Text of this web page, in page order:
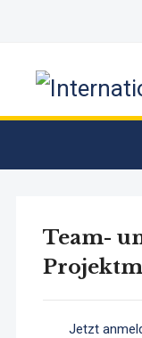
Team-
Jetzt